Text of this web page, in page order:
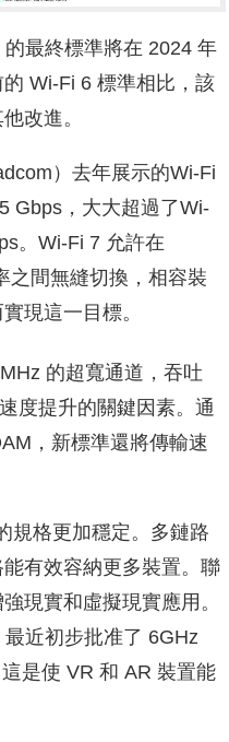
最終標準將在 2024 年
Wi-Fi 6 標準相比，該
改進。
）去年展示的Wi-Fi
Gbps，大大超過了Wi-
。Wi-Fi 7 允許在
之間無縫切換，相容裝
現這一目標。
的超寬通道，吞吐
度提升的關鍵因素。通
，新標準還將傳輸速
規格更加穩定。多鏈路
有效容納更多裝置。聯
現實和虛擬現實應用。
近初步批准了 6GHz
是使 VR 和 AR 裝置能